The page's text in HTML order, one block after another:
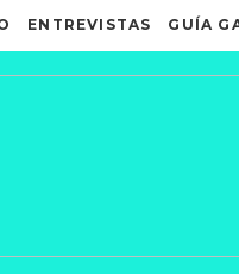
ENTREVISTAS GUÍA